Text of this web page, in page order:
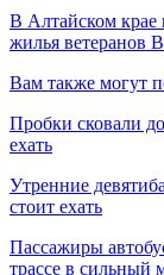
В Алтайском крае
жилья ветеранов
Вам также могут
Пробки сковали
ехать
Утренние
стоит ехать
Пассажиры
трассе в сильный